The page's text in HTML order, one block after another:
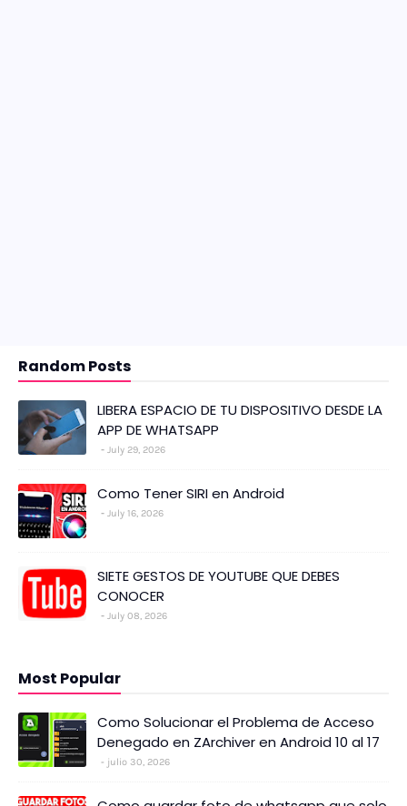
Random Posts
LIBERA ESPACIO DE TU DISPOSITIVO DESDE LA
APP DE WHATSAPP
July 29, 2026
Como Tener SIRI en Android
July 16, 2026
SIETE GESTOS DE YOUTUBE QUE DEBES
CONOCER
July 08, 2026
Most Popular
Como Solucionar el Problema de Acceso
Denegado en ZArchiver en Android 10 al 17
julio 30, 2026